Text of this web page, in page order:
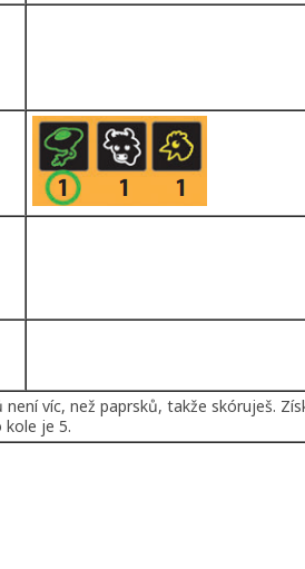
není víc, než paprsků, takže skóruješ.
je 5.